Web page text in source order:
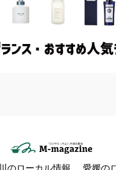
のローカル情報 愛媛の